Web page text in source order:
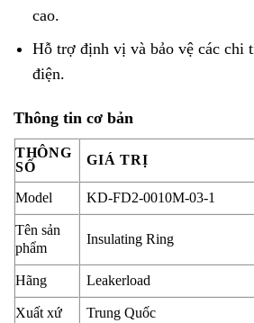
cao.
Hỗ trợ định vị và bảo vệ các chi
điện.
Thông tin cơ bản
THÔNG
SỐ
GIÁ TRỊ
Model KD-FD2-0010M-03-1
Tên sản
phẩm
Insulating Ring
Hãng Leakerload
Xuất xứ Trung Quốc